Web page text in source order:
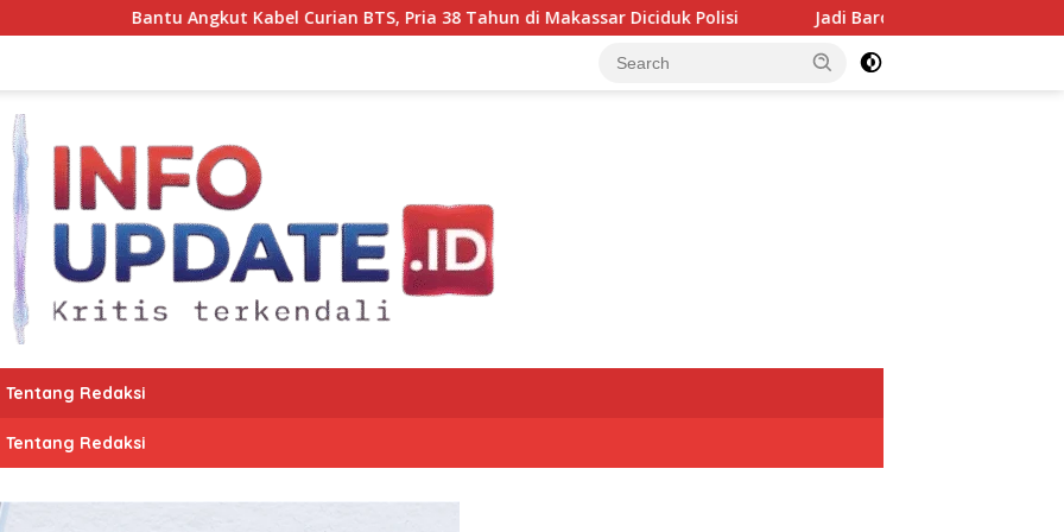
Kabel Curian BTS, Pria 38 Tahun di Makassar Diciduk Polisi Jadi Barometer, Perumda Parkir Makassar Diincar
Tentang Redaksi
Tentang Redaksi